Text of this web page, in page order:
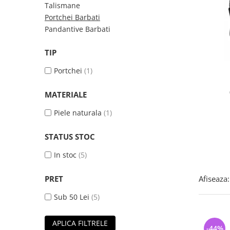
semipretioase
Bijuterii argint placat cu aur
Bijuterii argint cu murano
Bijuterii de Lux
Bijuterii gotice si rock
Casete si cutii de bijuterii
Bijuterii tungsten
Accesorii Piele
Solutii si lavete de curatare
bijuterii argint
Talismane
Portchei Barbati
Pandantive Barbati
TIP
Portchei (1)
MATERIALE
Piele naturala (1)
STATUS STOC
In stoc (5)
PRET
Sub 50 Lei (5)
APLICA FILTRELE
Afiseaza: